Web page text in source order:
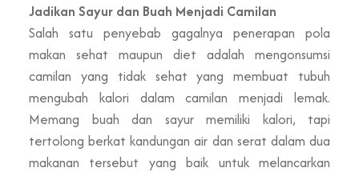
Jadikan Sayur dan Buah Menjadi Camilan
Salah satu penyebab gagalnya penerapan pola
makan sehat maupun diet adalah mengonsumsi
camilan yang tidak sehat yang membuat tubuh
mengubah kalori dalam camilan menjadi lemak.
Memang buah dan sayur memiliki kalori, tapi
tertolong berkat kandungan air dan serat dalam dua
makanan tersebut yang baik untuk melancarkan